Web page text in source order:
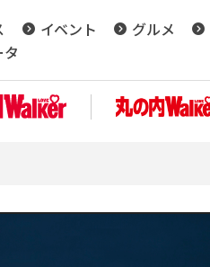
イベント グルメ
タ